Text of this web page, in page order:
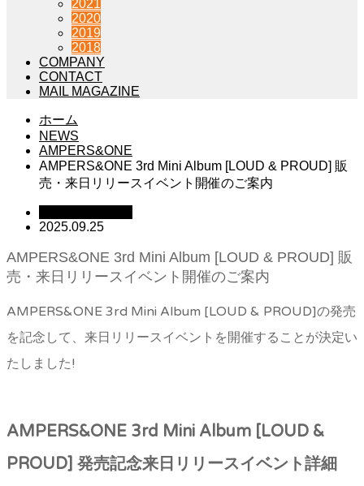
2021
2020
2019
2018
COMPANY
CONTACT
MAIL MAGAZINE
ホーム
NEWS
AMPERS&ONE
AMPERS&ONE 3rd Mini Album [LOUD & PROUD] 販
売・来日リリースイベント開催のご案内
2025.09.25
AMPERS&ONE 3rd Mini Album [LOUD & PROUD] 販
売・来日リリースイベント開催のご案内
AMPERS&ONE 3rd Mini Album [LOUD & PROUD]の発売
を記念して、来日リリースイベントを開催することが決定い
たしました!
AMPERS&ONE 3rd Mini Album [LOUD &
PROUD] 発売記念来日リリースイベント詳細